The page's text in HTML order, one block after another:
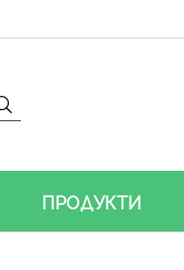
ПРОДУКТИ